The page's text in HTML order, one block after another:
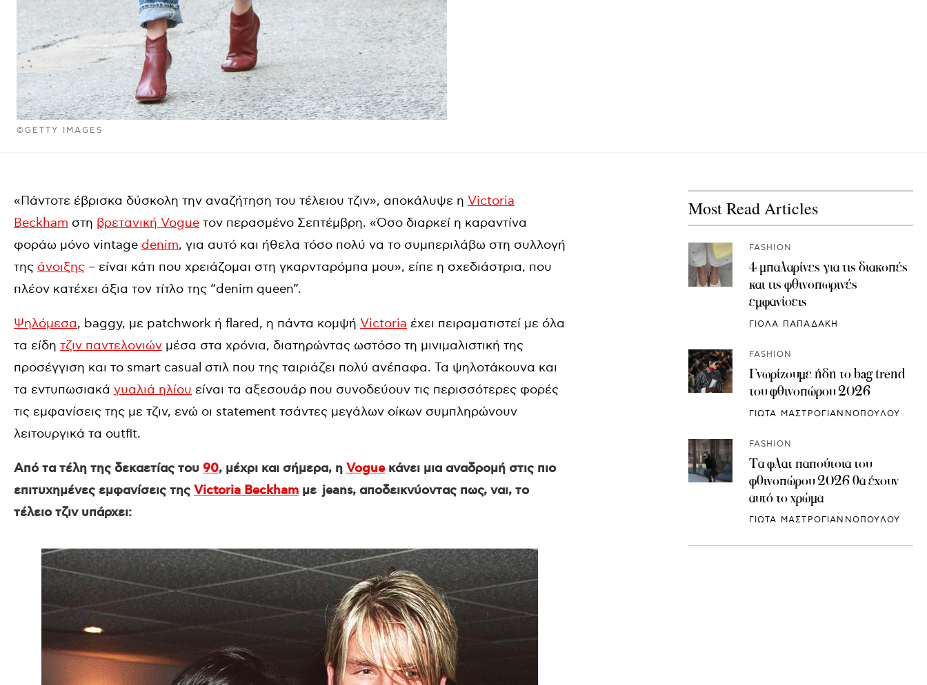
©GETTY IMAGES
«Πάντοτε έβρισκα δύσκολη την αναζήτηση του τέλειου τζιν», αποκάλυψε η Victoria
Beckham στη βρετανική Vogue τον περασμένο Σεπτέμβρη. «Όσο διαρκεί η καραντίνα
φοράω μόνο vintage denim, για αυτό και ήθελα τόσο πολύ να το συμπεριλάβω στη συλλογή
της άνοιξης – είναι κάτι που χρειάζομαι στη γκαρνταρόμπα μου», είπε η σχεδιάστρια, που
πλέον κατέχει άξια τον τίτλο της “denim queen”.
Ψηλόμεσα, baggy, με patchwork ή flared, η πάντα κομψή Victoria έχει πειραματιστεί με όλα
τα είδη τζιν παντελονιών μέσα στα χρόνια, διατηρώντας ωστόσο τη μινιμαλιστική της
προσέγγιση και το smart casual στιλ που της ταιριάζει πολύ ανέπαφα. Τα ψηλοτάκουνα και
τα εντυπωσιακά γυαλιά ηλίου είναι τα αξεσουάρ που συνοδεύουν τις περισσότερες φορές
τις εμφανίσεις της με τζιν, ενώ οι statement τσάντες μεγάλων οίκων συμπληρώνουν
λειτουργικά τα outfit.
Aπό τα τέλη της δεκαετίας του 90, μέχρι και σήμερα, η Vogueκάνει μια αναδρομή στις πιο
επιτυχημένες εμφανίσεις της Victoria Beckham με jeans, αποδεικνύοντας πως, ναι, το
τέλειο τζιν υπάρχει:
Most Read Articles
FASHION
4 μπαλαρίνες για τις διακοπές
και τις φθινοπωρινές
εμφανίσεις
ΓΙΟΛΑ ΠΑΠΑΔΑΚΗ
FASHION
Γνωρίζουμε ήδη το bag trend
του φθινοπώρου 2026
ΓΙΩΤΑ ΜΑΣΤΡΟΓΙΑΝΝΟΠΟΥΛΟΥ
FASHION
Τα φλατ παπούτσια του
φθινοπώρου 2026 θα έχουν
αυτό το χρώμα
ΓΙΩΤΑ ΜΑΣΤΡΟΓΙΑΝΝΟΠΟΥΛΟΥ